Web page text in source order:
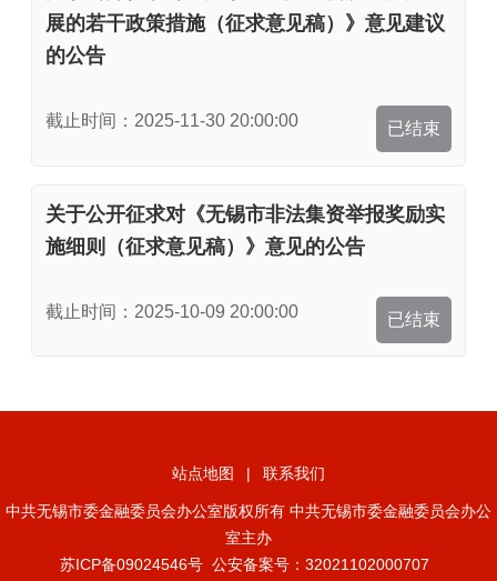
展的若干政策措施（征求意见稿）》意见建议
的公告
截止时间：2025-11-30 20:00:00 已结束
关于公开征求对《无锡市非法集资举报奖励实
施细则（征求意见稿）》意见的公告
截止时间：2025-10-09 20:00:00 已结束
站点地图 联系我们
中共无锡市委金融委员会办公室版权所有 中共无锡市委金融委员会办公
室主办
苏ICP备09024546号 公安备案号：32021102000707